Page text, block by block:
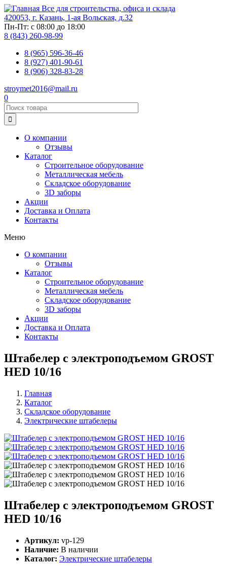
Перейти
к
основному
содержанию
Все для строительства, офиса и склада
420053, г. Казань, 1-ая Вольская, д.32
Пн-Пт: с 08:00 до 18:00
8 (843) 260-98-99
8 (965) 596-36-46
8 (927) 401-90-61
8 (906) 328-83-28
stroymet2016@mail.ru
0

Основная
навигация
О компании
Отзывы
Каталог
Строительное оборудование
Металлическая мебель
Складское оборудование
3D заборы
Акции
Доставка и Оплата
Контакты
Меню
О компании
Отзывы
Каталог
Строительное оборудование
Металлическая мебель
Складское оборудование
3D заборы
Акции
Доставка и Оплата
Контакты
Штабелер с электроподъемом GROST
HED 10/16
Строка
навигации
Главная
Каталог
Складское оборудование
Электрические штабелеры
Штабелер с электроподъемом GROST
HED 10/16
Артикул: vp-129
Наличие: В наличии
Каталог: Электрические штабелеры